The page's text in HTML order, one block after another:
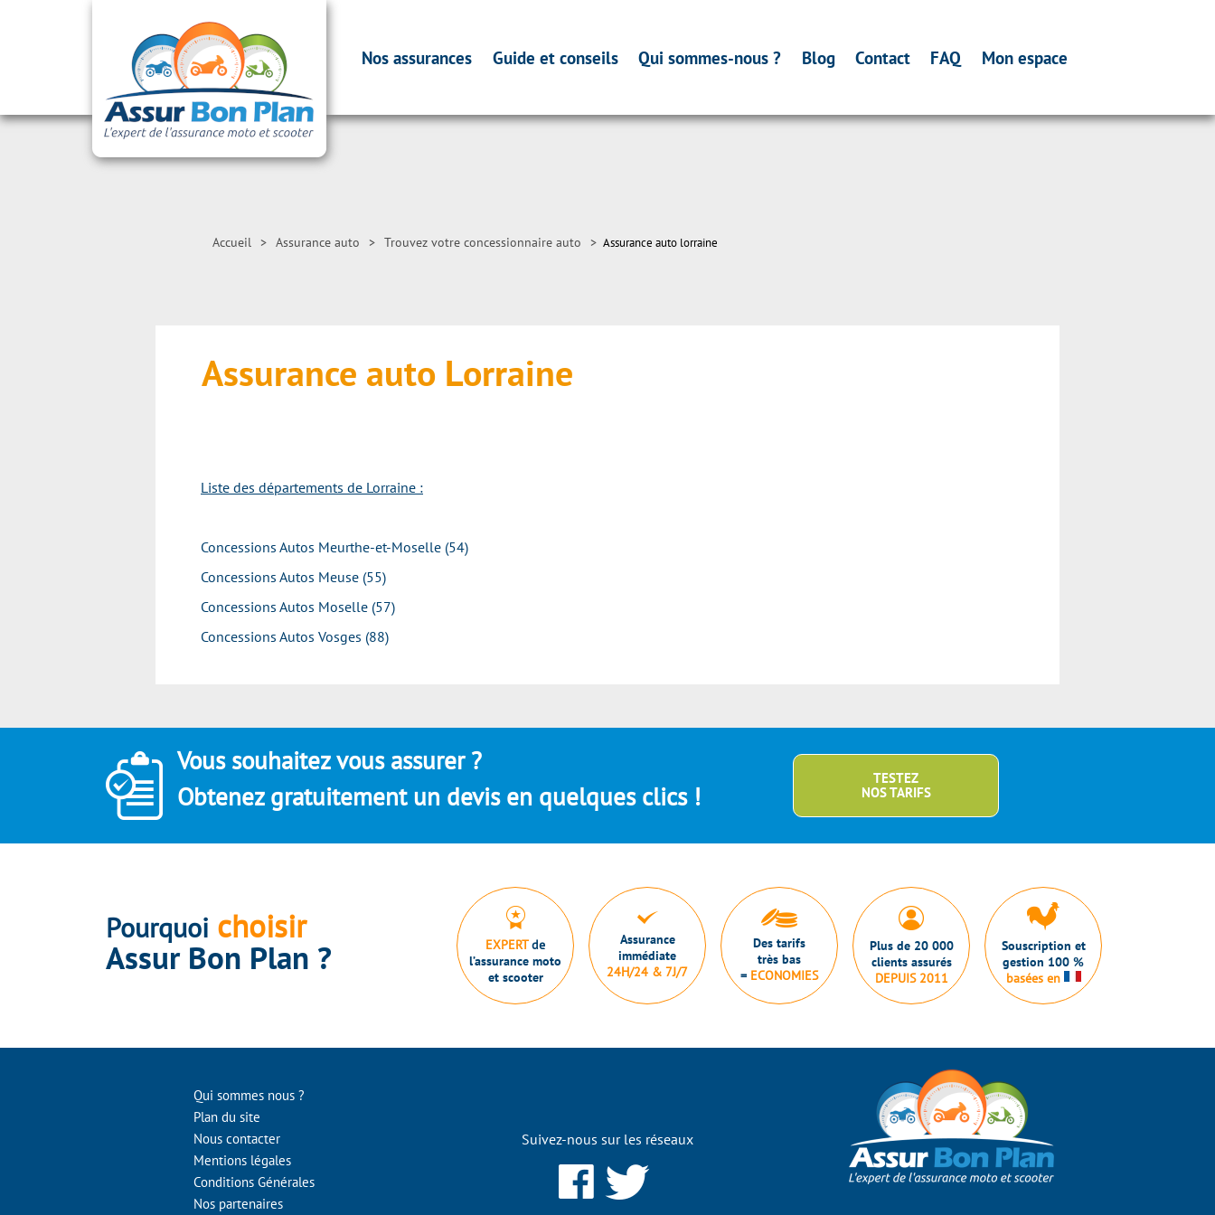
Nos assurances Guide et conseils Qui sommes-nous ? Blog Contact FAQ Mon espace
Accueil > Assurance auto > Trouvez votre concessionnaire auto > Assurance auto lorraine
Assurance auto Lorraine
Liste des départements de Lorraine :
Concessions Autos Meurthe-et-Moselle (54)
Concessions Autos Meuse (55)
Concessions Autos Moselle (57)
Concessions Autos Vosges (88)
Vous souhaitez vous assurer ?
Obtenez gratuitement un devis en quelques clics !
TESTEZ
NOS TARIFS
Pourquoi choisir
Assur Bon Plan ? EXPERTde
l’assurance moto
et scooter
Assurance
immédiate
24H/24 & 7J/7
Des tarifs
très bas
= ECONOMIES
Plus de 20 000
clients assurés
DEPUIS 2011
Souscription et
gestion 100 %
basées en
Qui sommes nous ?
Plan du site
Nous contacter
Mentions légales
Conditions Générales
Nos partenaires
Suivez-nous sur les réseaux